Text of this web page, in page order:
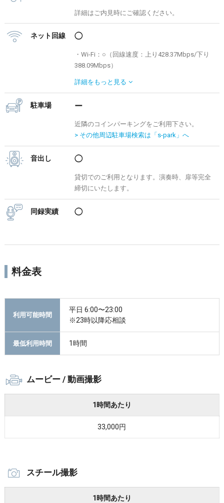
詳細はご内見時にご確認ください。
ネット回線 ◯
・Wi-Fi：○（回線速度：上り428.37Mbps/下り
388.09Mbps）
詳細を もっと見る
駐車場 ー
近隣のコインパーキングをご利用下さい。
> その他周辺駐車場検索は「s-park」へ
音出し ◯
貸切でのご利用となります。演奏時、扉等完全
締切にいたします。
同録実績 ◯
料金表
利用可能時間
平日 6:00〜23:00
※23時以降応相談
最低利用時間 1時間
ムービー / 動画撮影
1時間あたり
33,000円
スチール撮影
1時間あたり